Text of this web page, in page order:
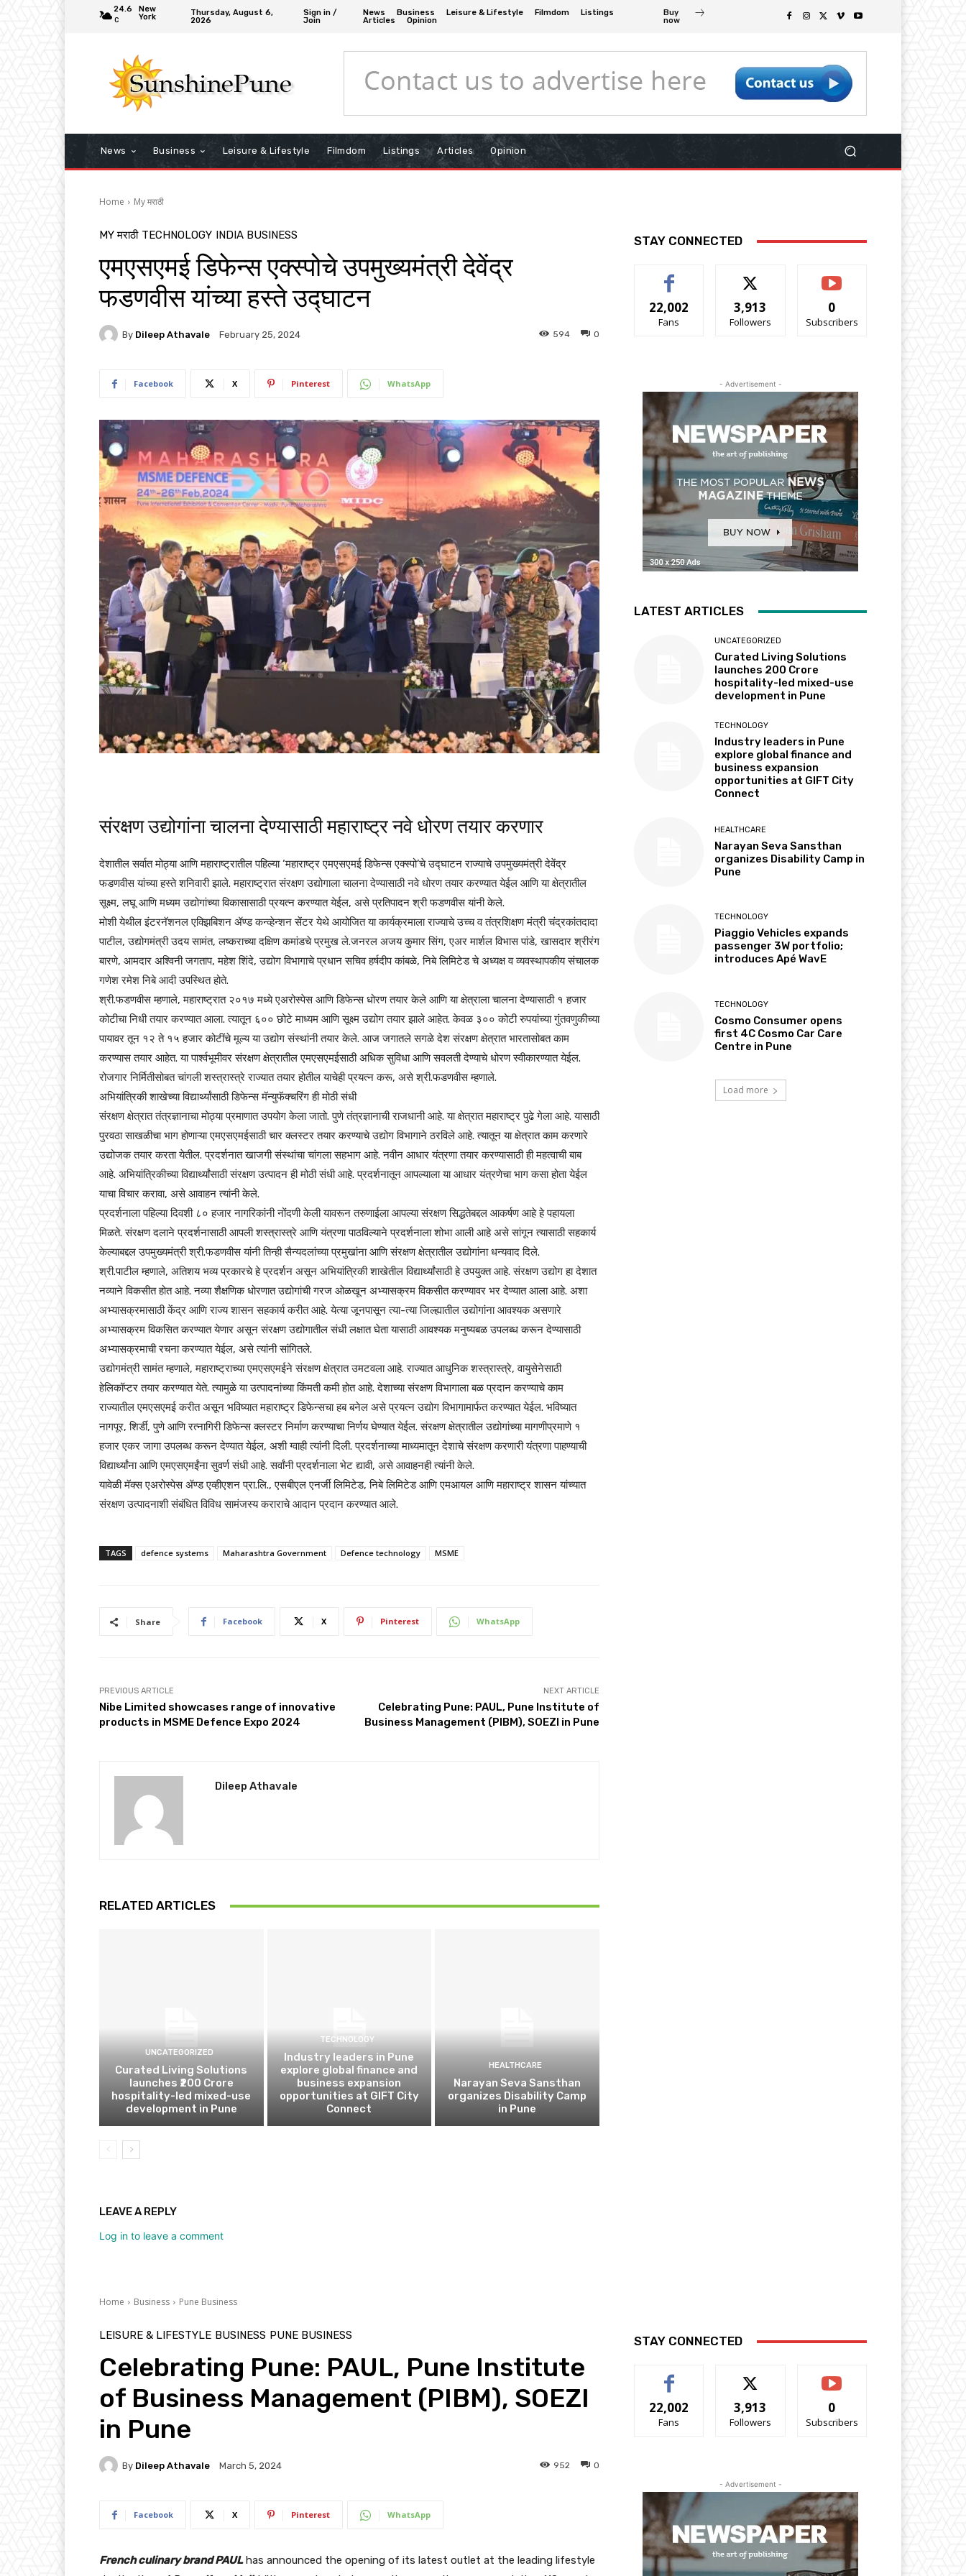
24.6
C
New
York
Thursday, August 6,
2026
Sign in /
Join
News Business Leisure & Lifestyle Filmdom
Listings
Articles
Opinion
Buy
now
News Business Leisure & Lifestyle Filmdom Listings Articles Opinion
Home My मराठी
MY मराठी TECHNOLOGY INDIA BUSINESS
एमएसएमई डिफेन्स एक्स्पोचे उपमुख्यमंत्री देवेंद्र
फडणवीस यांच्या हस्ते उद्घाटन
By Dileep Athavale February 25, 2024 0
594
Facebook X Pinterest WhatsApp
संरक्षण उद्योगांना चालना देण्यासाठी महाराष्ट्र नवे धोरण तयार करणार
देशातील सर्वात मोठ्या आणि महाराष्ट्रातील पहिल्या ‘महाराष्ट्र एमएसएमई डिफेन्स एक्स्पो’चे उद्घाटन राज्याचे उपमुख्यमंत्री देवेंद्र
फडणवीस यांच्या हस्ते शनिवारी झाले. महाराष्ट्रात संरक्षण उद्योगाला चालना देण्यासाठी नवे धोरण तयार करण्यात येईल आणि या क्षेत्रातील
सूक्ष्म, लघू आणि मध्यम उद्योगांच्या विकासासाठी प्रयत्न करण्यात येईल, असे प्रतिपादन श्री फडणवीस यांनी केले.
मोशी येथील इंटरनॅशनल एक्झिबिशन ॲण्ड कन्व्हेन्शन सेंटर येथे आयोजित या कार्यक्रमाला राज्याचे उच्च व तंत्रशिक्षण मंत्री चंद्रकांतदादा
पाटील, उद्योगमंत्री उदय सामंत, लष्कराच्या दक्षिण कमांडचे प्रमुख ले.जनरल अजय कुमार सिंग, एअर मार्शल विभास पांडे, खासदार श्रीरंग
बारणे, आमदार अश्विनी जगताप, महेश शिंदे, उद्योग विभागाचे प्रधान सचिव हर्षदीप कांबळे, निबे लिमिटेड चे अध्यक्ष व व्यवस्थापकीय संचालक
गणेश रमेश निबे आदी उपस्थित होते.
श्री.फडणवीस म्हणाले, महाराष्ट्रात २०१७ मध्ये एअरोस्पेस आणि डिफेन्स धोरण तयार केले आणि या क्षेत्राला चालना देण्यासाठी १ हजार
कोटीचा निधी तयार करण्यात आला. त्यातून ६०० छोटे माध्यम आणि सूक्ष्म उद्योग तयार झाले आहेत. केवळ ३०० कोटी रुपयांच्या गुंतवणुकीच्या
पायावर तून १२ ते १५ हजार कोटींचे मूल्य या उद्योग संस्थांनी तयार केले. आज जगातले सगळे देश संरक्षण क्षेत्रात भारतासोबत काम
करण्यास तयार आहेत. या पार्श्वभूमीवर संरक्षण क्षेत्रातील एमएसएमईसाठी अधिक सुविधा आणि सवलती देण्याचे धोरण स्वीकारण्यात येईल.
रोजगार निर्मितीसोबत चांगली शस्त्रास्त्रे राज्यात तयार होतील याचेही प्रयत्न करू, असे श्री.फडणवीस म्हणाले.
अभियांत्रिकी शाखेच्या विद्यार्थ्यांसाठी डिफेन्स मॅन्युफॅक्चरिंग ही मोठी संधी
संरक्षण क्षेत्रात तंत्रज्ञानाचा मोठ्या प्रमाणात उपयोग केला जातो. पुणे तंत्रज्ञानाची राजधानी आहे. या क्षेत्रात महाराष्ट्र पुढे गेला आहे. यासाठी
पुरवठा साखळीचा भाग होणाऱ्या एमएसएमईसाठी चार क्लस्टर तयार करण्याचे उद्योग विभागाने ठरविले आहे. त्यातून या क्षेत्रात काम करणारे
उद्योजक तयार करता येतील. प्रदर्शनात खाजगी संस्थांचा चांगला सहभाग आहे. नवीन आधार यंत्रणा तयार करण्यासाठी ही महत्वाची बाब
आहे. अभियांत्रिकीच्या विद्यार्थ्यांसाठी संरक्षण उत्पादन ही मोठी संधी आहे. प्रदर्शनातून आपल्याला या आधार यंत्रणेचा भाग कसा होता येईल
याचा विचार करावा, असे आवाहन त्यांनी केले.
प्रदर्शनाला पहिल्या दिवशी ८० हजार नागरिकांनी नोंदणी केली यावरून तरुणाईला आपल्या संरक्षण सिद्धतेबद्दल आकर्षण आहे हे पहायला
मिळते. संरक्षण दलाने प्रदर्शनासाठी आपली शस्त्रास्त्रे आणि यंत्रणा पाठविल्याने प्रदर्शनाला शोभा आली आहे असे सांगून त्यासाठी सहकार्य
केल्याबद्दल उपमुख्यमंत्री श्री.फडणवीस यांनी तिन्ही सैन्यदलांच्या प्रमुखांना आणि संरक्षण क्षेत्रातील उद्योगांना धन्यवाद दिले.
श्री.पाटील म्हणाले, अतिशय भव्य प्रकारचे हे प्रदर्शन असून अभियांत्रिकी शाखेतील विद्यार्थ्यांसाठी हे उपयुक्त आहे. संरक्षण उद्योग हा देशात
नव्याने विकसीत होत आहे. नव्या शैक्षणिक धोरणात उद्योगांची गरज ओळखून अभ्यासक्रम विकसीत करण्यावर भर देण्यात आला आहे. अशा
अभ्यासक्रमासाठी केंद्र आणि राज्य शासन सहकार्य करीत आहे. येत्या जूनपासून त्या-त्या जिल्ह्यातील उद्योगांना आवश्यक असणारे
अभ्यासक्रम विकसित करण्यात येणार असून संरक्षण उद्योगातील संधी लक्षात घेता यासाठी आवश्यक मनुष्यबळ उपलब्ध करून देण्यासाठी
अभ्यासक्रमाची रचना करण्यात येईल, असे त्यांनी सांगितले.
उद्योगमंत्री सामंत म्हणाले, महाराष्ट्राच्या एमएसएमईने संरक्षण क्षेत्रात उमटवला आहे. राज्यात आधुनिक शस्त्रास्त्रे, वायुसेनेसाठी
हेलिकॉप्टर तयार करण्यात येते. त्यामुळे या उत्पादनांच्या किंमती कमी होत आहे. देशाच्या संरक्षण विभागाला बळ प्रदान करण्याचे काम
राज्यातील एमएसएमई करीत असून भविष्यात महाराष्ट्र डिफेन्सचा हब बनेल असे प्रयत्न उद्योग विभागामार्फत करण्यात येईल. भविष्यात
नागपूर, शिर्डी, पुणे आणि रत्नागिरी डिफेन्स क्लस्टर निर्माण करण्याचा निर्णय घेण्यात येईल. संरक्षण क्षेत्रातील उद्योगांच्या मागणीप्रमाणे १
हजार एकर जागा उपलब्ध करून देण्यात येईल, अशी ग्वाही त्यांनी दिली. प्रदर्शनाच्या माध्यमातून देशाचे संरक्षण करणारी यंत्रणा पाहण्याची
विद्यार्थ्यांना आणि एमएसएमईंना सुवर्ण संधी आहे. सर्वांनी प्रदर्शनाला भेट द्यावी, असे आवाहनही त्यांनी केले.
यावेळी मॅक्स एअरोस्पेस ॲण्ड एव्हीएशन प्रा.लि., एसबीएल एनर्जी लिमिटेड, निबे लिमिटेड आणि एमआयल आणि महाराष्ट्र शासन यांच्यात
संरक्षण उत्पादनाशी संबंधित विविध सामंजस्य कराराचे आदान प्रदान करण्यात आले.
TAGS defence systems Maharashtra Government Defence technology MSME
Share Facebook X Pinterest WhatsApp
PREVIOUS ARTICLE
Nibe Limited showcases range of innovative
products in MSME Defence Expo 2024
NEXT ARTICLE
Celebrating Pune: PAUL, Pune Institute of
Business Management (PIBM), SOEZI in Pune
Dileep Athavale
RELATED ARTICLES
UNCATEGORIZED
Curated Living Solutions
launches ₹200 Crore
hospitality-led mixed-use
development in Pune
TECHNOLOGY
Industry leaders in Pune
explore global finance and
business expansion
opportunities at GIFT City
Connect
HEALTHCARE
Narayan Seva Sansthan
organizes Disability Camp
in Pune
LEAVE A REPLY
Log in to leave a comment
STAY CONNECTED
22,002
Fans
3,913
Followers
0
Subscribers
- Advertisement -
LATEST ARTICLES
UNCATEGORIZED
Curated Living Solutions
launches ₹200 Crore
hospitality-led mixed-use
development in Pune
TECHNOLOGY
Industry leaders in Pune
explore global finance and
business expansion
opportunities at GIFT City
Connect
HEALTHCARE
Narayan Seva Sansthan
organizes Disability Camp in
Pune
TECHNOLOGY
Piaggio Vehicles expands
passenger 3W portfolio;
introduces Apé WavE
TECHNOLOGY
Cosmo Consumer opens
first 4C Cosmo Car Care
Centre in Pune
Load more